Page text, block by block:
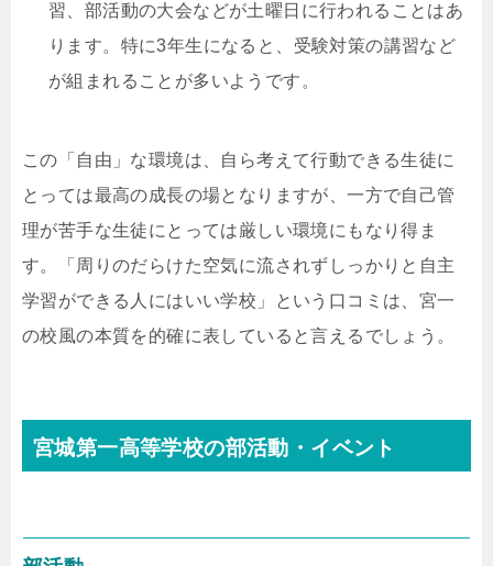
習、部活動の大会などが土曜日に行われることはあ
ります。特に3年生になると、受験対策の講習など
が組まれることが多いようです。
この「自由」な環境は、自ら考えて行動できる生徒に
とっては最高の成長の場となりますが、一方で自己管
理が苦手な生徒にとっては厳しい環境にもなり得ま
す。「周りのだらけた空気に流されずしっかりと自主
学習ができる人にはいい学校」という口コミは、宮一
の校風の本質を的確に表していると言えるでしょう。
宮城第一高等学校の部活動・イベント